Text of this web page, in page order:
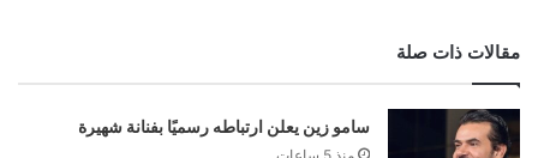
مقالات ذات صلة
سامو زين يعلن ارتباطه رسميًا بفنانة شهيرة